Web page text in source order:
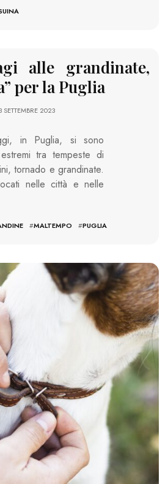
alle grandinate,
per la Puglia
SETTEMBRE 2023
in Puglia, si sono
tra tempeste di
tornado e grandinate.
nelle città e nelle
#MALTEMPO #PUGLIA